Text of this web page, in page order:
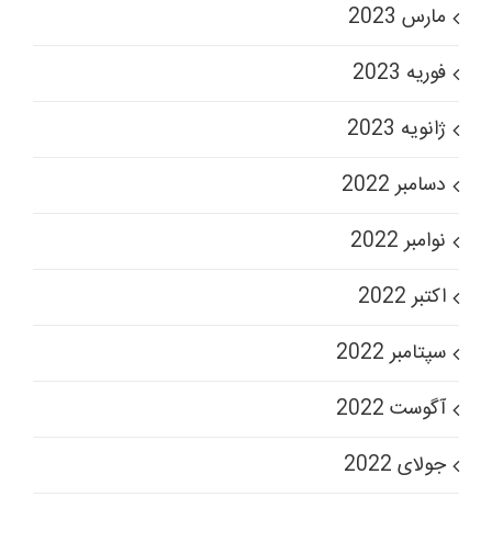
مارس 2023
فوریه 2023
ژانویه 2023
دسامبر 2022
نوامبر 2022
اکتبر 2022
سپتامبر 2022
آگوست 2022
جولای 2022